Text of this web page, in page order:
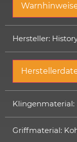
Hersteller:
Klingenmaterial:
Griffmaterial: